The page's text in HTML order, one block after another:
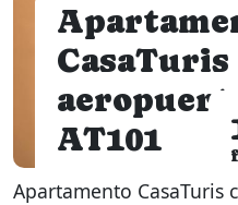
CasaTuris
AT101
Apartamento CasaTuris